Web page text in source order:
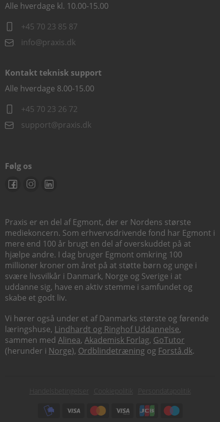
Alle hverdage kl. 10.00-15.00
+45 70 23 85 87
info@praxis.dk
Kontakt teknisk support
Alle hverdage 8.00-15.00
+45 70 23 26 72
support@praxis.dk
Følg os
Praxis er en del af Egmont, der er Nordens største
mediekoncern. Som erhvervsdrivende fond har Egmont i
mere end 100 år brugt en del af overskuddet på at
hjælpe andre. I dag bruger Egmont omkring 100
millioner kroner om året på at støtte børn og unge i
svære livsvilkår i Danmark, Norge og Sverige i at
uddanne sig, have en aktiv stemme i samfundet og
skabe et godt liv.
Vi hører også under et af Danmarks største og førende
læringshuse, Lindhardt og Ringhof Uddannelse,
sammen med Alinea, Akademisk Forlag, GoTutor
(herunder i Norge), Ordblindetræning og Forstå.dk.
Subfooter
Handelsbetingelser Cookiepolitik
Persondatapolitik
Subfooter
payment